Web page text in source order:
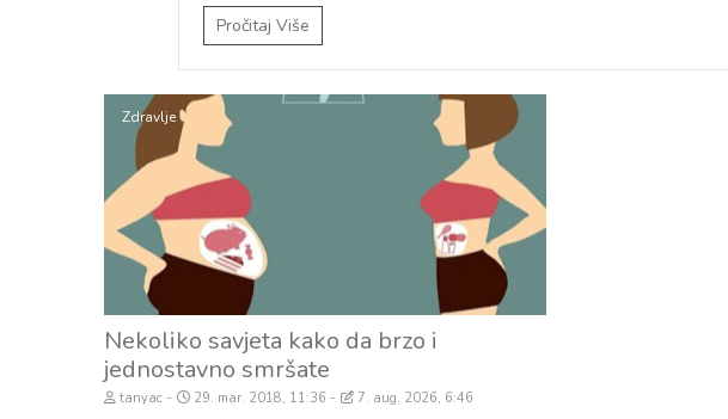
Pročitaj Više
Zdravlje
Nekoliko savjeta kako da brzo i
jednostavno smršate
tanyac 29. mar. 2018, 11:36 7. aug. 2026, 6:46